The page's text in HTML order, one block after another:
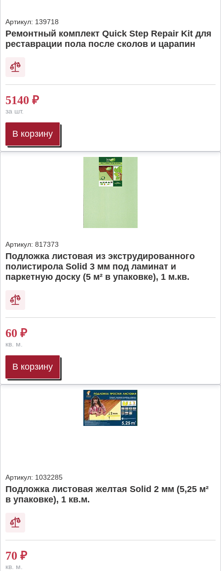
Артикул: 139718
Ремонтный комплект Quick Step Repair Kit для
реставрации пола после сколов и царапин
5140 ₽
за шт.
В корзину
Артикул: 817373
Подложка листовая из экструдированного
полистирола Solid 3 мм под ламинат и
паркетную доску (5 м² в упаковке), 1 м.кв.
60 ₽
кв. м.
В корзину
Артикул: 1032285
Подложка листовая желтая Solid 2 мм (5,25 м²
в упаковке), 1 кв.м.
70 ₽
кв. м.